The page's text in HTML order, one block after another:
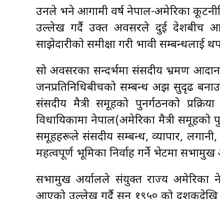
उनले भने आगामी वर्ष नेपाल-अमेरिका
उल्लेख गर्दै उक्त अवसरले दुई देशबीच
साझेदारीको समीक्षा गरी भावी सम्बन्धलाई
सो अवसरका सन्दर्भमा संसदीय भ्रमण
जनप्रतिनिधिबीचको सम्बन्ध अझ सुदृढ
संसदीय मैत्री समूहको पुनर्गठनको
विधायिकामा नेपाल(अमेरिका मैत्री
समूहहरूले संसदीय सम्बन्ध, व्यापार, लगानी,
महत्वपूर्ण भूमिका निर्वाह गर्ने भेटमा सभामुख
सभामुख अर्यालले संयुक्त राज्य अमेरिका